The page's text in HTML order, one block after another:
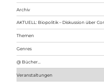
Archiv
AKTUELL: Biopolitik – Diskussion über
Themen
Genres
@ Bücher…
Veranstaltungen